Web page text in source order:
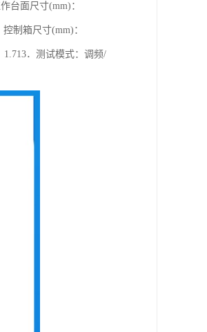
台面尺寸(mm)：
制箱尺寸(mm)：
1.713．测试模式：调频/